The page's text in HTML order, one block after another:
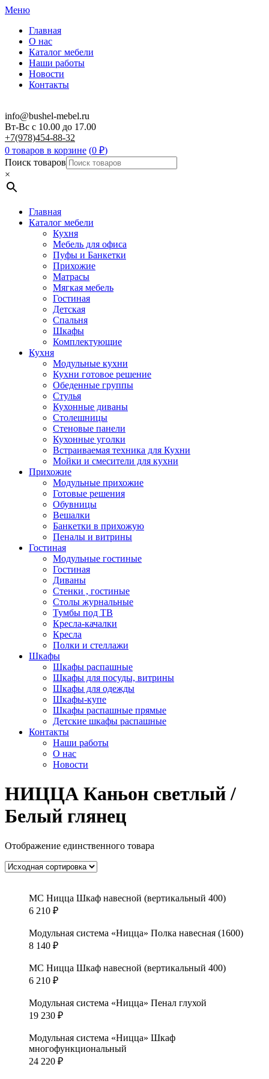
Меню
Главная
О нас
Каталог мебели
Наши работы
Новости
Контакты
info@bushel-mebel.ru
Вт-Вс c 10.00 до 17.00
+7(978)454-88-32
0 товаров в корзине (0 ₽)
Поиск товаров
×
Главная
Каталог мебели
Кухня
Мебель для офиса
Пуфы и Банкетки
Прихожие
Матрасы
Мягкая мебель
Гостиная
Детская
Спальня
Шкафы
Комплектующие
Кухня
Модульные кухни
Кухни готовое решение
Обеденные группы
Стулья
Кухонные диваны
Столешницы
Стеновые панели
Кухонные уголки
Встраиваемая техника для Кухни
Мойки и смесители для кухни
Прихожие
Модульные прихожие
Готовые решения
Обувницы
Вешалки
Банкетки в прихожую
Пеналы и витрины
Гостиная
Модульные гостиные
Гостиная
Диваны
Стенки , гостиные
Столы журнальные
Тумбы под ТВ
Кресла-качалки
Кресла
Полки и стеллажи
Шкафы
Шкафы распашные
Шкафы для посуды, витрины
Шкафы для одежды
Шкафы-купе
Шкафы распашные прямые
Детские шкафы распашные
Контакты
Наши работы
О нас
Новости
НИЦЦА Каньон светлый /
Белый глянец
Отображение единственного товара
МС Ницца Шкаф навесной (вертикальный 400)
6 210 ₽
Модульная система «Ницца» Полка навесная (1600)
8 140 ₽
МС Ницца Шкаф навесной (вертикальный 400)
6 210 ₽
Модульная система «Ницца» Пенал глухой
19 230 ₽
Модульная система «Ницца» Шкаф
многофункциональный
24 220 ₽